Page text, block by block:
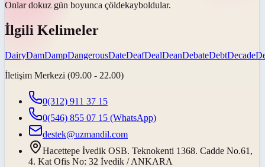
Onlar dokuz gün boyunca çöldekayboldular.
İlgili Kelimeler
DairyDamDampDangerousDateDeafDealDeanDebateDebtDecade
İletişim Merkezi (09.00 - 22.00)
0(312) 911 37 15
0(546) 855 07 15 (WhatsApp)
destek@uzmandil.com
Hacettepe İvedik OSB. Teknokenti 1368. Cadde No.61,
4. Kat Ofis No: 32 İvedik / ANKARA